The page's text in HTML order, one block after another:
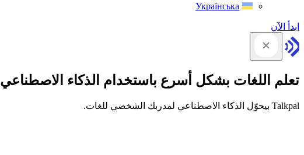
Українська
ابدأ الآن
تعلم اللغات بشكل أسرع باستخدام الذكاء الاصطناعي
Talkpal بيحوّل الذكاء الاصطناعي لمدربك الشخصي للغات.